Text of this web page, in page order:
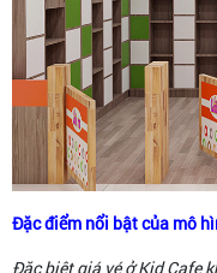
Đặc điểm nổi bật của mô
Đặc biệt giá vé ở Kid Cafe